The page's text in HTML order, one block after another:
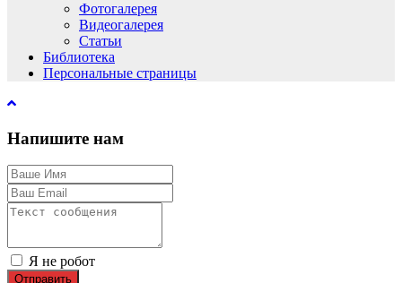
Фотогалерея
Видеогалерея
Статьи
Библиотека
Персональные страницы
Напишите нам
Я не робот
Отправить